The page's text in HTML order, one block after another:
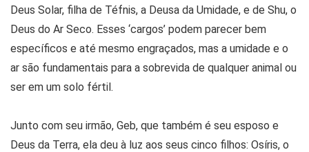
Deus Solar, filha de Téfnis, a Deusa da Umidade, e de Shu, o
Deus do Ar Seco. Esses ‘cargos’ podem parecer bem
específicos e até mesmo engraçados, mas a umidade e o
ar são fundamentais para a sobrevida de qualquer animal ou
ser em um solo fértil.
Junto com seu irmão, Geb, que também é seu esposo e
Deus da Terra, ela deu à luz aos seus cinco filhos: Osíris, o